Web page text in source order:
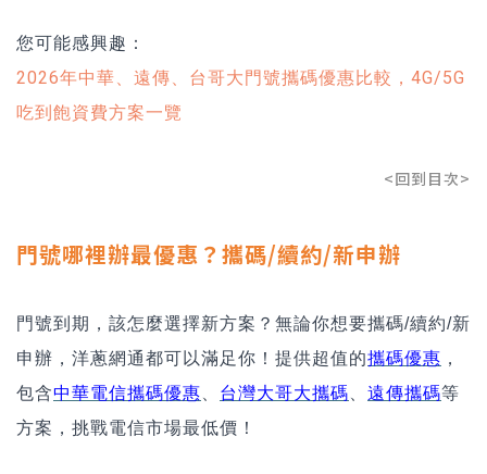
您可能感興趣：
2026年中華、遠傳、台哥大門號攜碼優惠比較，4G/5G
吃到飽資費方案一覽
<回到目次>
門號哪裡辦最優惠？攜碼/續約/新申辦
門號到期，該怎麼選擇新方案？無論你想要攜碼/續約/新
申辦，洋蔥網通都可以滿足你！提供超值的攜碼優惠 ，
包含中華電信攜碼優惠 台灣大哥大攜碼 遠傳攜碼等
方案，挑戰電信市場最低價！